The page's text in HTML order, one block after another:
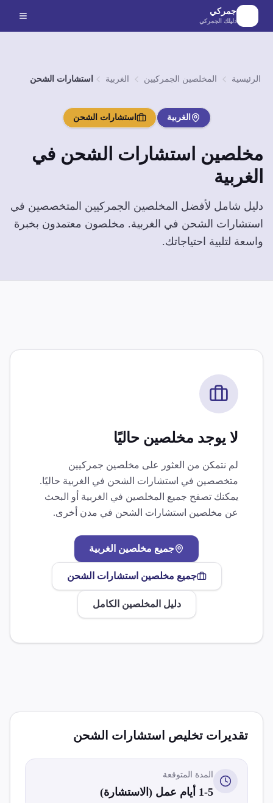
الانتقال إلى المحتوى الرئيسي
جمركي
دليلك الجمركي
الرئيسية المخلصين الجمركيين الغربية استشارات الشحن
الغربية استشارات الشحن
مخلصين استشارات الشحن في
الغربية
دليل شامل لأفضل المخلصين الجمركيين المتخصصين في
استشارات الشحن في الغربية. مخلصون معتمدون بخبرة
واسعة لتلبية احتياجاتك.
لا يوجد مخلصين حاليًا
لم نتمكن من العثور على مخلصين جمركيين
متخصصين في استشارات الشحن في الغربية حاليًا.
يمكنك تصفح جميع المخلصين في الغربية أو البحث
عن مخلصين استشارات الشحن في مدن أخرى.
جميع مخلصين الغربية
جميع مخلصين استشارات الشحن
دليل المخلصين الكامل
تقديرات تخليص استشارات الشحن
المدة المتوقعة
1-5 أيام عمل (الاستشارة)